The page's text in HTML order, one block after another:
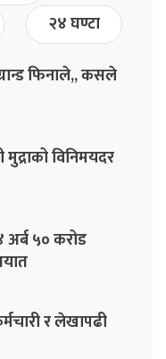
२४ घण्टा
फिनाले,, कसले
विनिमयदर
अर्ब ५० करोड
र लेखापढी